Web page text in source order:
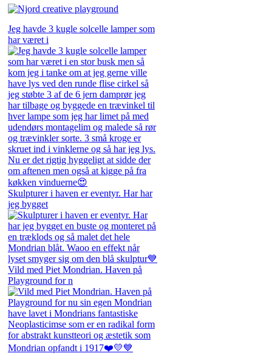
Jeg havde 3 kugle solcelle lamper som
har været i
Skulpturer i haven er eventyr. Har har
jeg bygget
Vild med Piet Mondrian. Haven på
Playground for n